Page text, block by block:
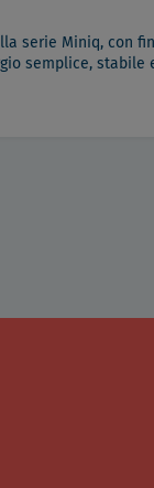
serie Miniq, con
semplice,